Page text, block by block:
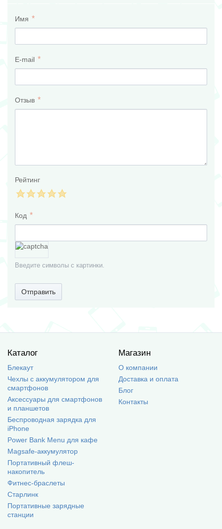
Имя
E-mail
Отзыв
Рейтинг
Код
Введите символы с картинки.
Отправить
Каталог
Блекаут
Чехлы с аккумулятором для
смартфонов
Аксессуары для смартфонов
и планшетов
Беспроводная зарядка для
iPhone
Power Bank Menu для кафе
Magsafe-аккумулятор
Портативный флеш-
накопитель
Фитнес-браслеты
Старлинк
Портативные зарядные
станции
Магазин
О компании
Доставка и оплата
Блог
Контакты